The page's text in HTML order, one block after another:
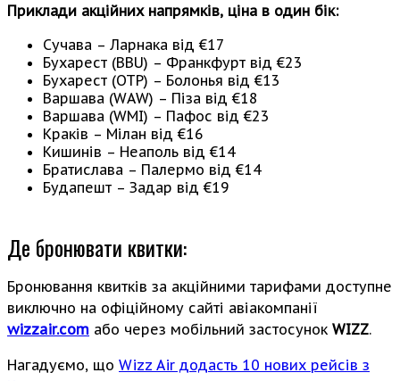
Приклади акційних напрямків, ціна в один бік:
Сучава – Ларнака від €17
Бухарест (BBU) – Франкфурт від €23
Бухарест (OTP) – Болонья від €13
Варшава (WAW) – Піза від €18
Варшава (WMI) – Пафос від €23
Краків – Мілан від €16
Кишинів – Неаполь від €14
Братислава – Палермо від €14
Будапешт – Задар від €19
Де бронювати квитки:
Бронювання квитків за акційними тарифами доступне
виключно на офіційному сайті авіакомпанії
wizzair.com або через мобільний застосунок WIZZ.
Нагадуємо, що Wizz Air додасть 10 нових рейсів з